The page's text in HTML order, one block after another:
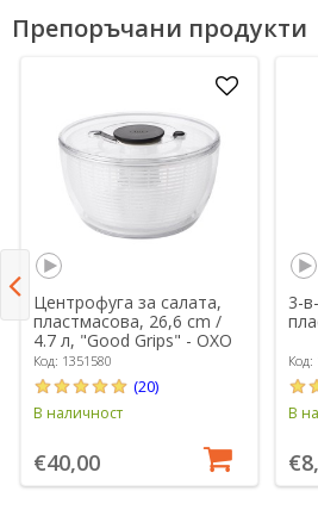
Препоръчани продукти
Центрофуга за салата,
пластмасова, 26,6 cm /
4.7 л, "Good Grips" - OXO
Код: 1351580
(20)
В наличност
€40,00
3-
Код:
В